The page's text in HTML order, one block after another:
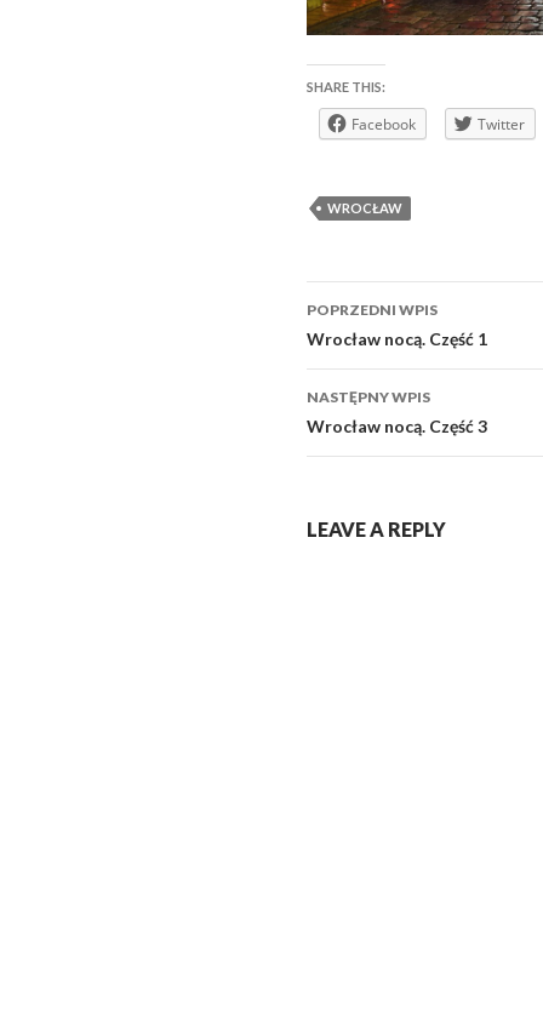
SHARE THIS:
Facebook Twitter
WROCŁAW
Zobacz
wpisy
POPRZEDNI WPIS
Wrocław nocą. Część 1
NASTĘPNY WPIS
Wrocław nocą. Część 3
LEAVE A REPLY